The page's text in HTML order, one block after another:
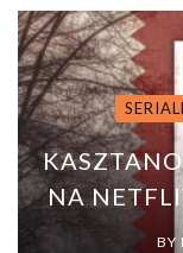
NA
BY